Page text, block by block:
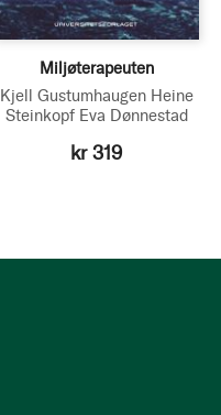
Miljøterapeuten
Kjell Gustumhaugen Heine
Steinkopf Eva Dønnestad
kr 319